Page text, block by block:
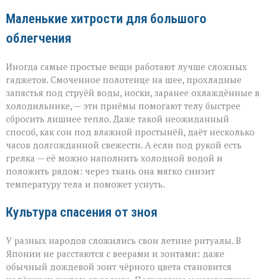
Маленькие хитрости для большого
облегчения
Иногда самые простые вещи работают лучше сложных
гаджетов. Смоченное полотенце на шее, прохладные
запястья под струёй воды, носки, заранее охлаждённые в
холодильнике, — эти приёмы помогают телу быстрее
сбросить лишнее тепло. Даже такой неожиданный
способ, как сон под влажной простынёй, даёт несколько
часов долгожданной свежести. А если под рукой есть
грелка — её можно наполнить холодной водой и
положить рядом: через ткань она мягко снизит
температуру тела и поможет уснуть.
Культура спасения от зноя
У разных народов сложились свои летние ритуалы. В
Японии не расстаются с веерами и зонтами: даже
обычный дождевой зонт чёрного цвета становится